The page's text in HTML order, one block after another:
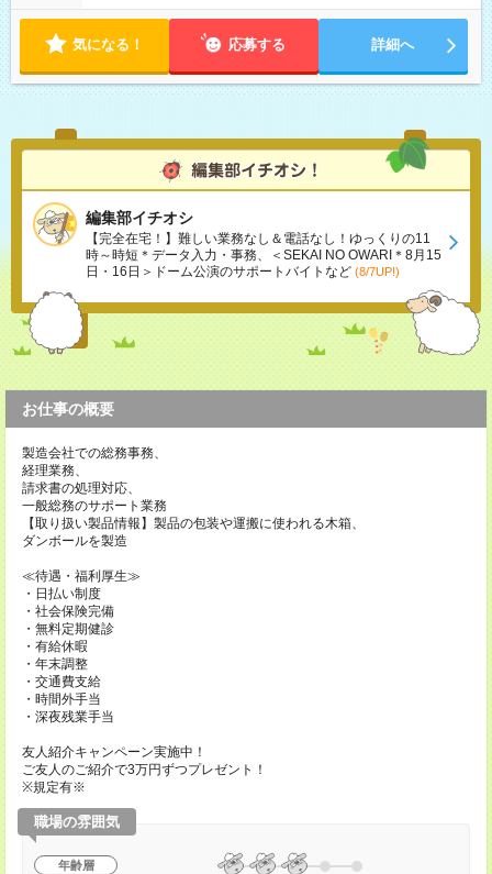
気になる！ 応募する 詳細へ
編集部イチオシ
【完全在宅！】難しい業務なし＆電話なし！ゆっくりの11
時～時短＊データ入力・事務、＜SEKAI NO OWARI＊8月15
日・16日＞ドーム公演のサポートバイトなど (8/7UP!)
お仕事の概要
製造会社での総務事務、
経理業務、
請求書の処理対応、
一般総務のサポート業務
【取り扱い製品情報】製品の包装や運搬に使われる木箱、
ダンボールを製造
≪待遇・福利厚生≫
・日払い制度
・社会保険完備
・無料定期健診
・有給休暇
・年末調整
・交通費支給
・時間外手当
・深夜残業手当
友人紹介キャンペーン実施中！
ご友人のご紹介で3万円ずつプレゼント！
※規定有※
職場の雰囲気
年齢層